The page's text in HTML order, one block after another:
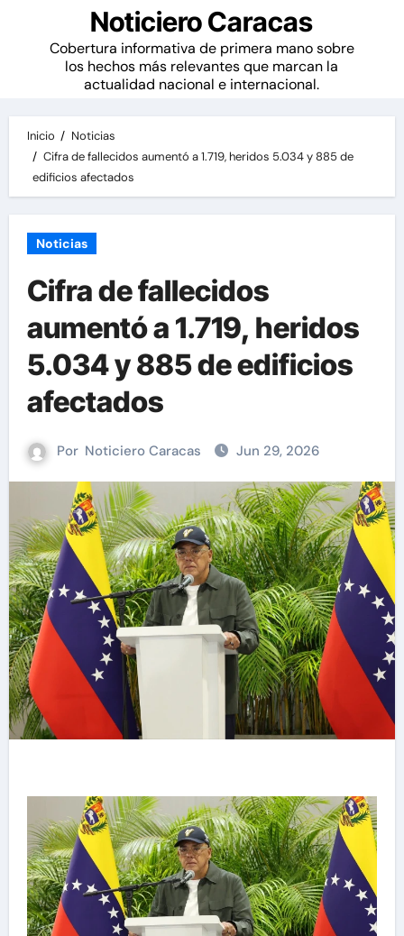
Noticiero Caracas
Cobertura informativa de primera mano sobre
los hechos más relevantes que marcan la
actualidad nacional e internacional.
Inicio
Noticias
Cifra de fallecidos aumentó a 1.719, heridos 5.034 y 885 de
edificios afectados
Noticias
Cifra de fallecidos
aumentó a 1.719, heridos
5.034 y 885 de edificios
afectados
Por Noticiero Caracas Jun 29, 2026